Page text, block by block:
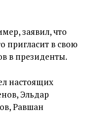
заявил, что
пригласит в свою
в президенты.
настоящих
Эльдар
Равшан